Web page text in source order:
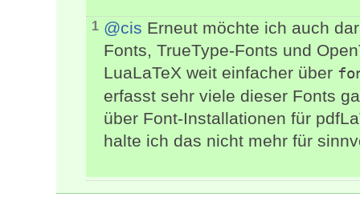
1 @cis Erneut möchte ich auch
Fonts, TrueType-Fonts und
LuaLaTeX weit einfacher über
erfasst sehr viele dieser Fonts
über Font-Installationen für
halte ich das nicht mehr für